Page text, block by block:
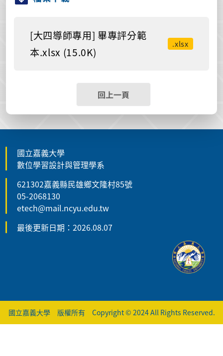
[大四導師專用] 畢專評分範
本.xlsx (15.0K)
.xlsx
回上一頁
國立嘉義大學
數位學習設計與管理學系
621302嘉義縣民雄鄉文隆村85號
05-2068130
etech@mail.ncyu.edu.tw
最後更新日期：2026.08.07
國立嘉義大學 版權所有 Copyright © 2024 All Rights Reserved.